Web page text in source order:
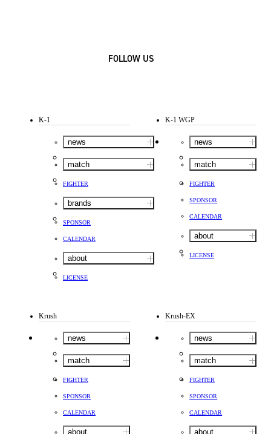
FOLLOW US
K-1
news
match
FIGHTER
brands
SPONSOR
CALENDAR
about
LICENSE
K-1 WGP
news
match
FIGHTER
SPONSOR
CALENDAR
about
LICENSE
Krush
news
match
FIGHTER
SPONSOR
CALENDAR
about
Krush-EX
news
match
FIGHTER
SPONSOR
CALENDAR
about